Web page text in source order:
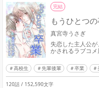
完結
もうひとつ
真宮寺うさぎ
失恋した主人公
かされるラブコメ
高校生 先輩後輩 卒業
120話 / 152,590文字